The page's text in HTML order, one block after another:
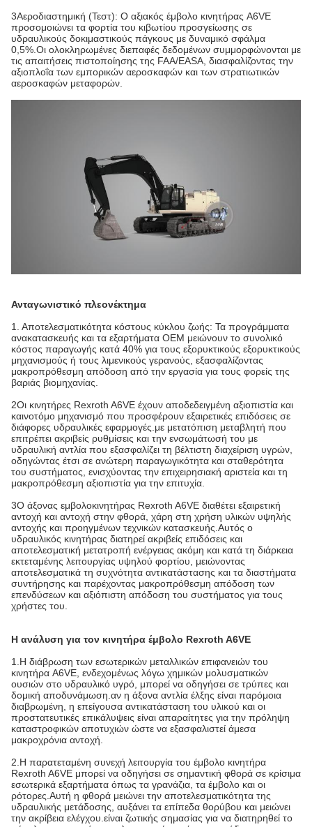
3Αεροδιαστημική (Τεστ): Ο αξιακός έμβολο κινητήρας A6VE
προσομοιώνει τα φορτία του κιβωτίου προσγείωσης σε
υδραυλικούς δοκιμαστικούς πάγκους με δυναμικό σφάλμα
0,5%.Οι ολοκληρωμένες διεπαφές δεδομένων συμμορφώνονται με
τις απαιτήσεις πιστοποίησης της FAA/EASA, διασφαλίζοντας την
αξιοπλοΐα των εμπορικών αεροσκαφών και των στρατιωτικών
αεροσκαφών μεταφορών.
Ανταγωνιστικό πλεονέκτημα
1. Αποτελεσματικότητα κόστους κύκλου ζωής: Τα προγράμματα
ανακατασκευής και τα εξαρτήματα OEM μειώνουν το συνολικό
κόστος παραγωγής κατά 40% για τους εξορυκτικούς εξορυκτικούς
μηχανισμούς ή τους λιμενικούς γερανούς, εξασφαλίζοντας
μακροπρόθεσμη απόδοση από την εργασία για τους φορείς της
βαριάς βιομηχανίας.
2Οι κινητήρες Rexroth A6VE έχουν αποδεδειγμένη αξιοπιστία και
καινοτόμο μηχανισμό που προσφέρουν εξαιρετικές επιδόσεις σε
διάφορες υδραυλικές εφαρμογές.με μετατόπιση μεταβλητή που
επιτρέπει ακριβείς ρυθμίσεις και την ενσωμάτωσή του με
υδραυλική αντλία που εξασφαλίζει τη βέλτιστη διαχείριση υγρών,
οδηγώντας έτσι σε ανώτερη παραγωγικότητα και σταθερότητα
του συστήματος, ενισχύοντας την επιχειρησιακή αριστεία και τη
μακροπρόθεσμη αξιοπιστία για την επιτυχία.
3Ο άξονας εμβολοκινητήρας Rexroth A6VE διαθέτει εξαιρετική
αντοχή και αντοχή στην φθορά, χάρη στη χρήση υλικών υψηλής
αντοχής και προηγμένων τεχνικών κατασκευής.Αυτός ο
υδραυλικός κινητήρας διατηρεί ακριβείς επιδόσεις και
αποτελεσματική μετατροπή ενέργειας ακόμη και κατά τη διάρκεια
εκτεταμένης λειτουργίας υψηλού φορτίου, μειώνοντας
αποτελεσματικά τη συχνότητα αντικατάστασης και τα διαστήματα
συντήρησης και παρέχοντας μακροπρόθεσμη απόδοση των
επενδύσεων και αξιόπιστη απόδοση του συστήματος για τους
χρήστες του.
Η ανάλυση για τον κινητήρα έμβολο Rexroth A6VE
1. Η διάβρωση των εσωτερικών μεταλλικών επιφανειών του
κινητήρα A6VE, ενδεχομένως λόγω χημικών μολυσματικών
ουσιών στο υδραυλικό υγρό, μπορεί να οδηγήσει σε τρύπες και
δομική αποδυνάμωση.αν η άξονα αντλία έλξης είναι παρόμοια
διαβρωμένη, η επείγουσα αντικατάσταση του υλικού και οι
προστατευτικές επικάλυψεις είναι απαραίτητες για την πρόληψη
καταστροφικών αποτυχιών ώστε να εξασφαλιστεί άμεσα
μακροχρόνια αντοχή.
2. Η παρατεταμένη συνεχή λειτουργία του έμβολο κινητήρα
Rexroth A6VE μπορεί να οδηγήσει σε σημαντική φθορά σε κρίσιμα
εσωτερικά εξαρτήματα όπως τα γρανάζια, τα έμβολο και οι
ρότορες.Αυτή η φθορά μειώνει την αποτελεσματικότητα της
υδραυλικής μετάδοσης, αυξάνει τα επίπεδα θορύβου και μειώνει
την ακρίβεια ελέγχου.είναι ζωτικής σημασίας για να διατηρηθεί το